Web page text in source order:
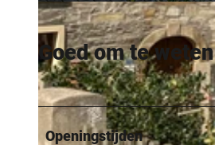
© Kreis Paderborn | CC-BY-SA
Goed om te weten
Openingstijden